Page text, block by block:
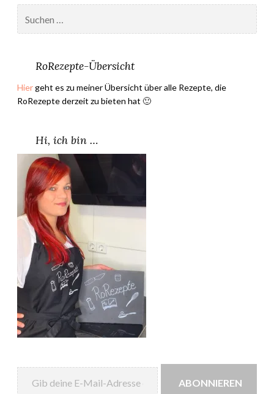
nach:
RoRezepte-Übersicht
Hiergeht es zu meiner Übersicht über alle Rezepte, die
RoRezepte derzeit zu bieten hat 🙂
Hi, ich bin …
Gib deine E-Mail-Adresse ein ...
ABONNIEREN